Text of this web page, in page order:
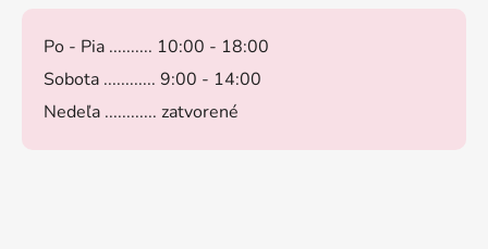
Po - Pia .......... 10:00 - 18:00
Sobota ............ 9:00 - 14:00
Nedeľa ............ zatvorené